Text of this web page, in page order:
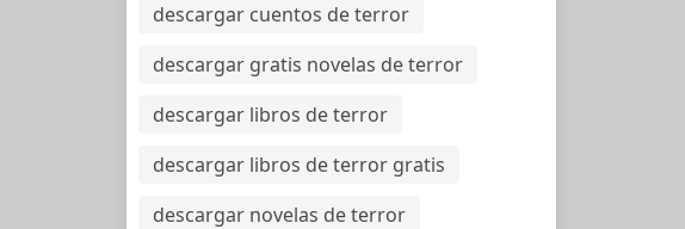
descargar cuentos de terror
descargar gratis novelas de terror
descargar libros de terror
descargar libros de terror gratis
descargar novelas de terror